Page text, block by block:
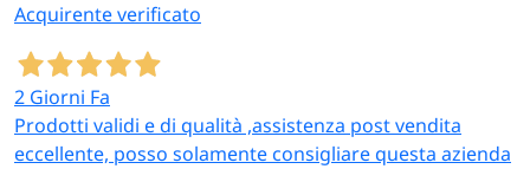
Acquirente verificato
2 Giorni Fa
Prodotti validi e di qualità ,assistenza post vendita
eccellente, posso solamente consigliare questa azienda